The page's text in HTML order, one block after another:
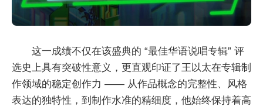
这一成绩不仅在该盛典的 “最佳华语说唱专辑” 评
选史上具有突破性意义，更直观印证了王以太在专辑制
作领域的稳定创作力 —— 从作品概念的完整性、风格
表达的独特性，到制作水准的精细度，他始终保持着高